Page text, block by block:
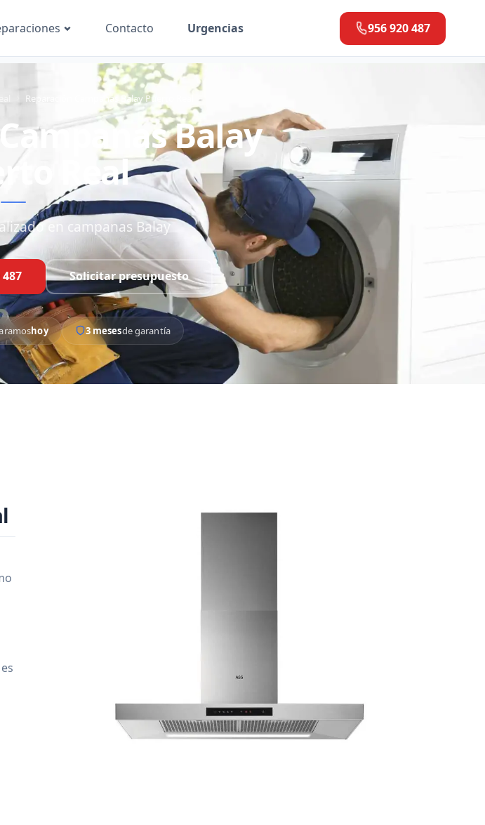
Contacto Urgencias 956 920 487
Reparación Campanas Balay Puerto Real
Balay
Real
en campanas Balay
Solicitar presupuesto
hoy 3 mesesde garantía